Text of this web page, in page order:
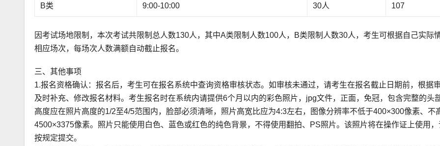
B类 9:00-10:00 30人 107
因考试场地限制，本次考试共限制总人数130人，其中A类限制人数100人，B类限制人数30人，考生可根据自己实际
相应场次，每场次人数满额自动截止报名。
三、其他事项
1.报名资格确认：报名后，考生可在报名系统中查询资格审核状态。如审核未通过，请考生在报名截止日期前，根据
及时补充、修改报名材料。考生报名时在系统内请提供6个月以内的彩色照片，jpg文件，正面，免冠，包含完整的头
高度应在照片高度的1/2至4/5范围内，脸部必须清晰，照片高宽比应为4:3左右，图像分辨率不低于400×300像素、不
4500×3375像素。照片只能使用白色、蓝色或红色的纯色背景，不得使用翻拍、PS照片。该照片将在操作证上使用
按规定提交。